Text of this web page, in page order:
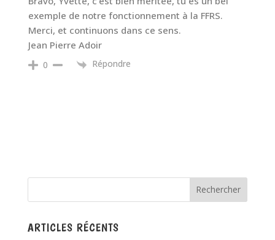
exemple de notre fonctionnement à la FFRS.
Merci, et continuons dans ce sens.
Jean Pierre Adoir
0 Répondre
ARTICLES RÉCENTS